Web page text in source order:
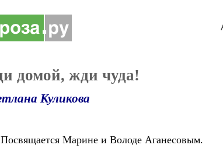
домой, жди чуда!
Куликова
Посвящается Марине и Володе Аганесовым.